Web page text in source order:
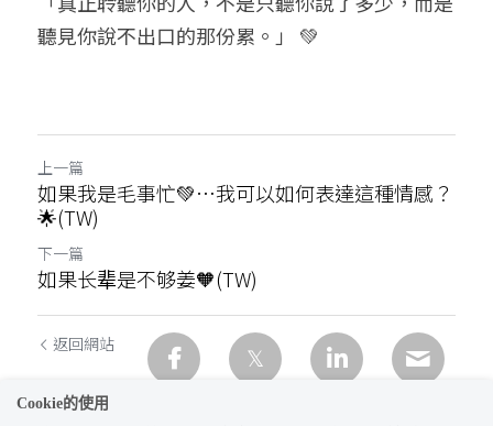
聽見你說不出口的那份累。」 💚
上一篇
如果我是毛事忙💚…我可以如何表達這種情感？
🌟(TW)
下一篇
如果长辈是不够姜🧡(TW)
返回網站
Cookie的使用